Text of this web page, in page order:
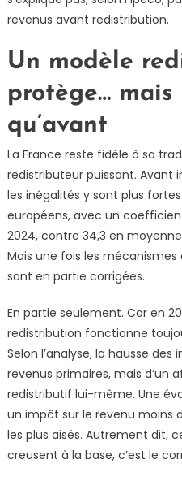
revenus avant redistribution.
Un modèle
protège… mais
qu’avant
La France reste fidèle à sa
redistributeur puissant. Avant
les inégalités y sont plus
européens, avec un
2024, contre 34,3 en
Mais une fois les mécanismes
sont en partie corrigées.
En partie seulement. Car en
redistribution fonctionne
Selon l’analyse, la hausse
revenus primaires, mais d’un
redistributif lui-même. Une
un impôt sur le revenu
les plus aisés. Autrement dit,
creusent à la base, c’est le